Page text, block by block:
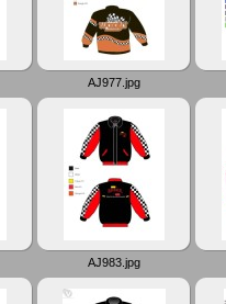
AJ977.jpg
AJ983.jpg